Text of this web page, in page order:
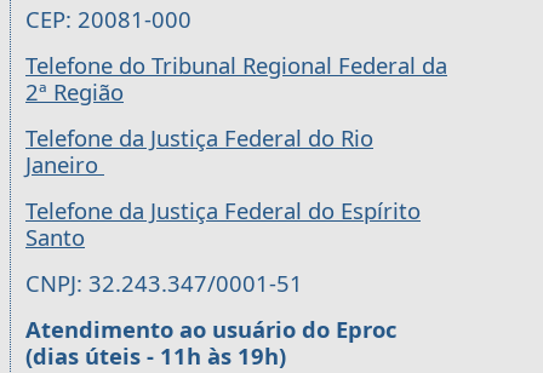
CEP: 20081-000
Telefone do Tribunal Regional Federal da
2ª Região
Telefone da Justiça Federal do Rio
Janeiro
Telefone da Justiça Federal do Espírito
Santo
CNPJ: 32.243.347/0001-51
Atendimento ao usuário do Eproc
(dias úteis - 11h às 19h)